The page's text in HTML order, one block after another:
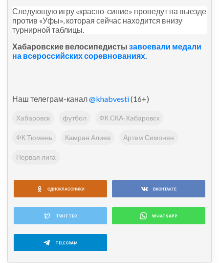
Следующую игру «красно-синие» проведут на выезде
против «Уфы», которая сейчас находится внизу
турнирной таблицы.
Хабаровские велосипедисты завоевали медали
на всероссийских соревнованиях.
Наш телеграм-канал@khabvesti(16+)
Хабаровск футбол ФК СКА-Хабаровск
ФК Тюмень Камран Алиев Артем Симонян
Первая лига
ОДНОКЛАССНИКИ ВКОНТАКТЕ
TWITTER WHATSAPP
TELEGRAM